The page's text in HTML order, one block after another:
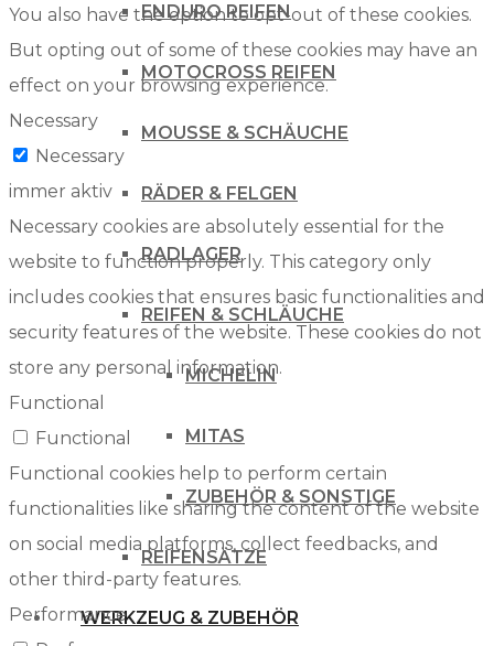
ENDURO REIFEN
MOTOCROSS REIFEN
MOUSSE & SCHÄUCHE
RÄDER & FELGEN
RADLAGER
REIFEN & SCHLÄUCHE
MICHELIN
MITAS
ZUBEHÖR & SONSTIGE
REIFENSÄTZE
WERKZEUG & ZUBEHÖR
You also have the option to opt-out of these cookies.
But opting out of some of these cookies may have an
effect on your browsing experience.
Necessary
Necessary
immer aktiv
Necessary cookies are absolutely essential for the
website to function properly. This category only
includes cookies that ensures basic functionalities and
security features of the website. These cookies do not
store any personal information.
Functional
Functional
Functional cookies help to perform certain
functionalities like sharing the content of the website
on social media platforms, collect feedbacks, and
other third-party features.
Performance